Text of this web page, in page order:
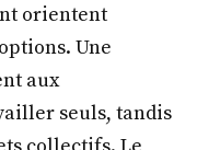
orientent
Une
aux
seuls, tandis